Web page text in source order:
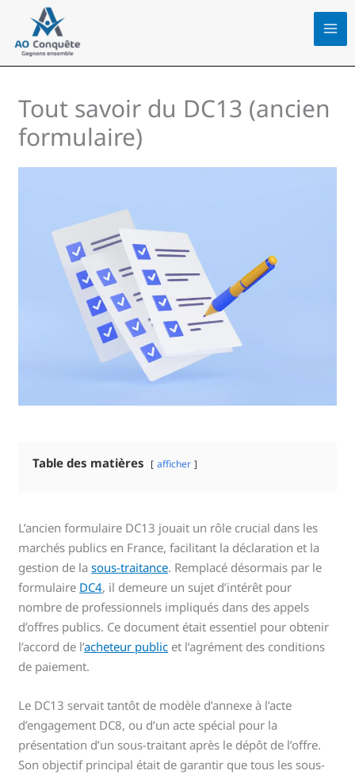
contenu
Tout savoir du DC13 (ancien
formulaire)
Table des matières afficher
L’ancien formulaire DC13 jouait un rôle crucial dans les
marchés publics en France, facilitant la déclaration et la
gestion de lasous-traitance. Remplacé désormais par le
formulaire DC4, il demeure un sujet d’intérêt pour
nombre de professionnels impliqués dans des appels
d’offres publics. Ce document était essentiel pour obtenir
l’accord de l’acheteur public et l’agrément des conditions
de paiement.
Le DC13 servait tantôt de modèle d’annexe à l’acte
d’engagement DC8, ou d’un acte spécial pour la
présentation d’un sous-traitant après le dépôt de l’offre.
Son objectif principal était de garantir que tous les sous-